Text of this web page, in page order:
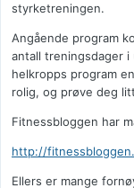
styrketreningen.
Angående program
antall treningsdager
helkropps program
rolig, og prøve deg
Fitnessbloggen har
http://
Ellers er mange